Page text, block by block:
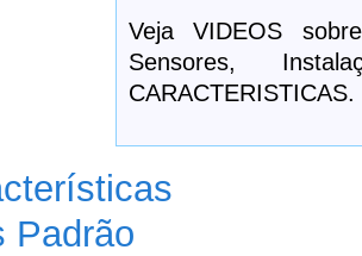
Veja VIDEOS
Sensores,
CARACTERISTICAS.
Padrão